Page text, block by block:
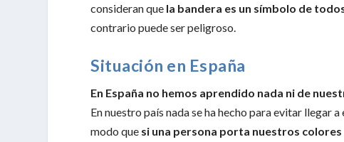
consideran que la bandera es un símbolo de
contrario puede ser peligroso.
Situación en España
En España no hemos aprendido nada ni de
En nuestro país nada se ha hecho para evitar llegar
modo que si una persona porta nuestros